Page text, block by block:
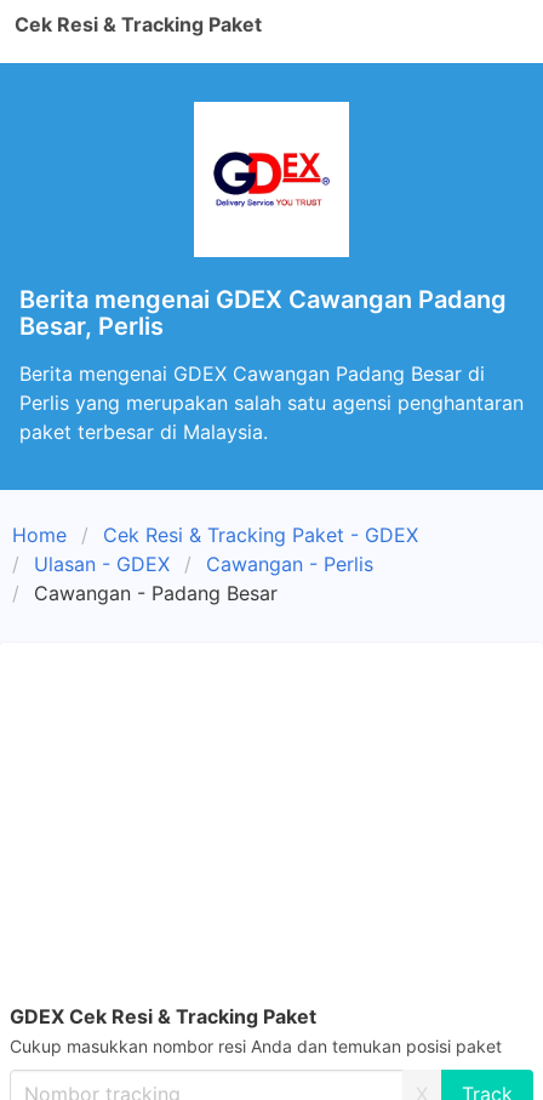
Cek Resi & Tracking Paket
Berita mengenai GDEX Cawangan Padang
Besar, Perlis
Berita mengenai GDEX Cawangan Padang Besar di
Perlis yang merupakan salah satu agensi penghantaran
paket terbesar di Malaysia.
Home
Cek Resi & Tracking Paket - GDEX
Ulasan - GDEX
Cawangan - Perlis
Cawangan - Padang Besar
GDEX Cek Resi & Tracking Paket
Cukup masukkan nombor resi Anda dan temukan posisi paket
X